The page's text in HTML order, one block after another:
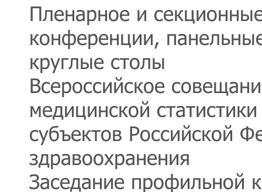
Пленарное и
конференции,
круглые столы
Всероссийское
медицинской
субъектов Российской
здравоохранения
Заседание профильной